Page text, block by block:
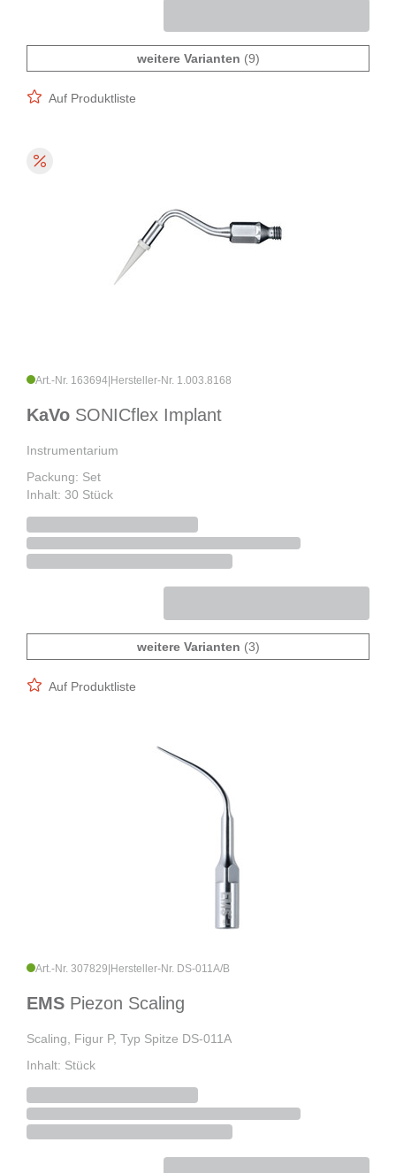
weitere Varianten (9)
Auf Produktliste
Art.-Nr. 163694 Hersteller-Nr. 1.003.8168
KaVo SONICflex Implant
Instrumentarium
Packung: Set
Inhalt: 30 Stück
weitere Varianten (3)
Auf Produktliste
Art.-Nr. 307829 Hersteller-Nr. DS-011A/B
EMS Piezon Scaling
Scaling, Figur P, Typ Spitze DS-011A
Inhalt: Stück